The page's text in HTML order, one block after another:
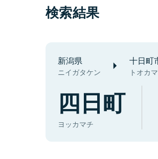
検索結果
新潟県
ニイガタケン
十日町
トオカ
四日町
ヨッカマチ